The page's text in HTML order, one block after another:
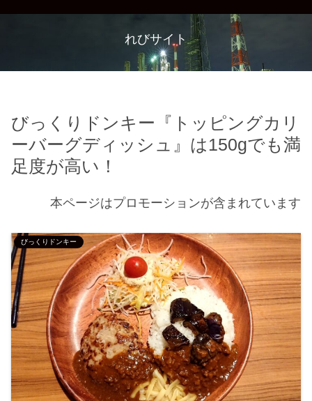
れびサイト
びっくりドンキー『トッピングカリ
ーバーグディッシュ』は150gでも満
足度が高い！
本ページはプロモーションが含まれています
びっくりドンキー